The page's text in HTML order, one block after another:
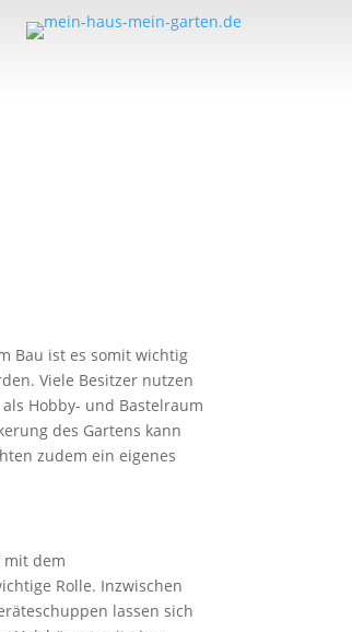
Bau ist es somit wichtig
Viele Besitzer nutzen
Hobby- und Bastelraum
des Gartens kann
zudem ein eigenes
dem
Rolle. Inzwischen
lassen sich